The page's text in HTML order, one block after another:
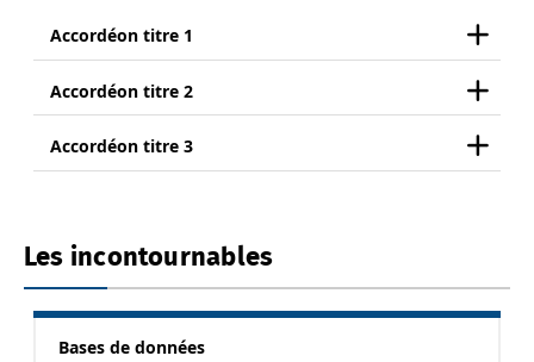
Accordéon titre 1
Accordéon titre 2
Accordéon titre 3
Les incontournables
Bases de données